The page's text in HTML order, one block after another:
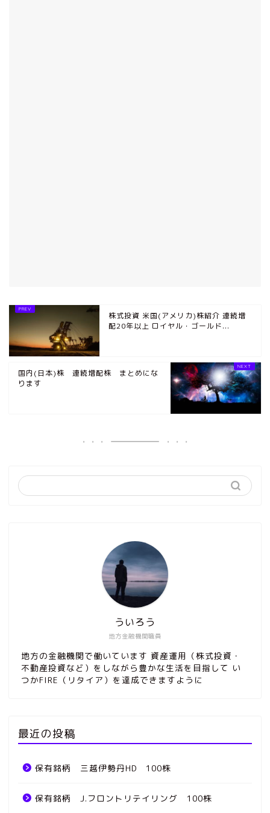
株式投資 米国(アメリカ)株紹介 連続増
配20年以上 ロイヤル・ゴールド...
国内(日本)株 連続増配株 まとめにな
ります
地方金融機関職員
ういろう
地方の金融機関で働いています 資産運用（株式投資・
不動産投資など）をしながら豊かな生活を目指して い
つかFIRE（リタイア）を達成できますように
最近の投稿
保有銘柄 三越伊勢丹HD 100株
保有銘柄 J.フロントリテイリング 100株